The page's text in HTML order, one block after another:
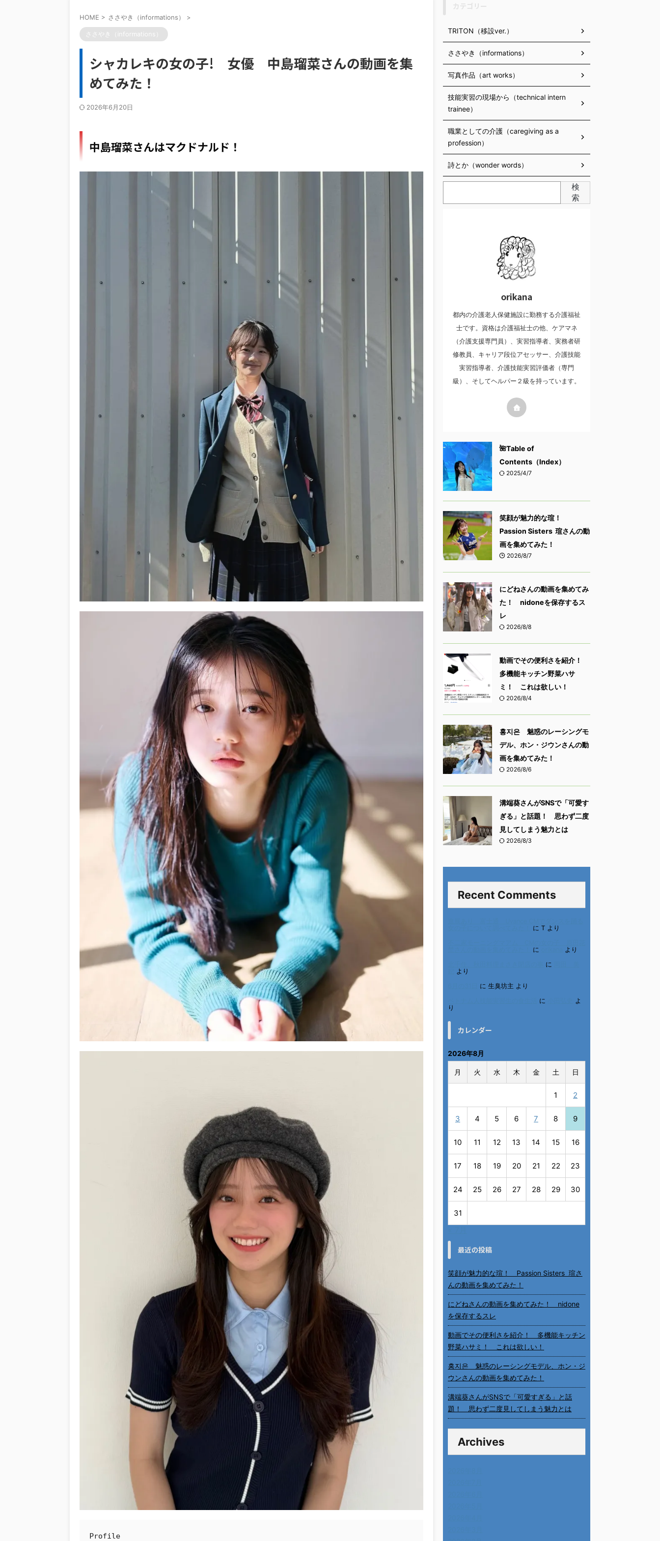
HOME > ささやき（informations） >
ささやき（informations）
シャカレキの女の子! 女優 中島瑠菜さんの動画を集
めてみた！
2026年6月20日
中島瑠菜さんはマクドナルド！
Profile
TRITON（移設ver.）
ささやき（informations）
写真作品（art works）
技能実習の現場から（technical intern
trainee）
職業としての介護（caregiving as a
profession）
詩とか（wonder words）
検
索
orikana
都内の介護老人保健施設に勤務する介護福祉
士です。資格は介護福祉士の他、ケアマネ
（介護支援専門員）、実習指導者、実務者研
修教員、キャリア段位アセッサー、介護技能
実習指導者、介護技能実習評価者（専門
級）、そしてヘルパー２級を持っています。
🌺Table of
Contents（Index）
2025/4/7
笑顔が魅力的な瑄！
Passion Sisters 瑄さんの動
画を集めてみた！
2026/8/7
にどねさんの動画を集めてみ
た！ nidoneを保存するス
レ
2026/8/8
動画でその便利さを紹介！
多機能キッチン野菜ハサ
ミ！ これは欲しい！
2026/8/4
홍지은 魅惑のレーシングモ
デル、ホン・ジウンさんの動
画を集めてみた！
2026/8/6
溝端葵さんがSNSで「可愛す
ぎる」と話題！ 思わず二度
見してしまう魅力とは
2026/8/3
Recent Comments
に T より
に
より
に
より
に 生臭坊主 より
に
よ
り
カレンダー
2026年8月
月 火 水 木 金 土 日
1 2
3 4 5 6 7 8 9
10 11 12 13 14 15 16
17 18 19 20 21 22 23
24 25 26 27 28 29 30
31
最近の投稿
笑顔が魅力的な瑄！ Passion Sisters 瑄さ
んの動画を集めてみた！
にどねさんの動画を集めてみた！ nidone
を保存するスレ
動画でその便利さを紹介！ 多機能キッチン
野菜ハサミ！ これは欲しい！
홍지은 魅惑のレーシングモデル、ホン・ジ
ウンさんの動画を集めてみた！
溝端葵さんがSNSで「可愛すぎる」と話
題！ 思わず二度見してしまう魅力とは
Archives